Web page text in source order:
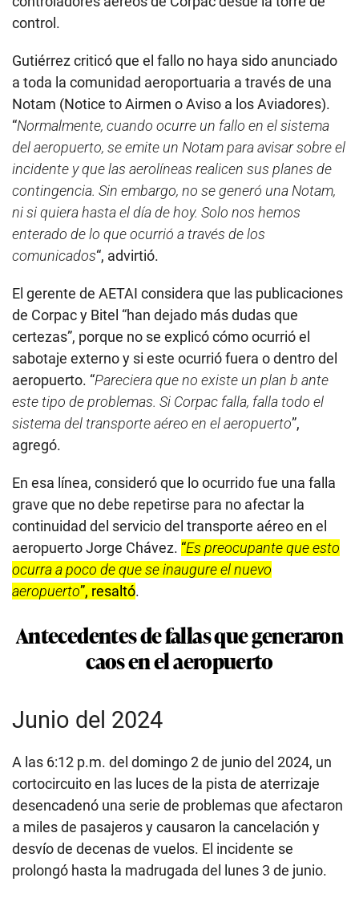
control.
Gutiérrez criticó que el fallo no haya sido anunciado
a toda la comunidad aeroportuaria a través de una
Notam (Notice to Airmen o Aviso a los Aviadores).
“Normalmente, cuando ocurre un fallo en el sistema
del aeropuerto, se emite un Notam para avisar sobre el
incidente y que las aerolíneas realicen sus planes de
contingencia. Sin embargo, no se generó una Notam,
ni si quiera hasta el día de hoy. Solo nos hemos
enterado de lo que ocurrió a través de los
comunicados“, advirtió.
El gerente de AETAI considera que las publicaciones
de Corpac y Bitel “han dejado más dudas que
certezas”, porque no se explicó cómo ocurrió el
sabotaje externo y si este ocurrió fuera o dentro del
aeropuerto. “Pareciera que no existe un plan b ante
este tipo de problemas. Si Corpac falla, falla todo el
sistema del transporte aéreo en el aeropuerto”,
agregó.
En esa línea, consideró que lo ocurrido fue una falla
grave que no debe repetirse para no afectar la
continuidad del servicio del transporte aéreo en el
aeropuerto Jorge Chávez. “Es preocupante que esto
ocurra a poco de que se inaugure el nuevo
aeropuerto”, resaltó.
Antecedentes de fallas que generaron
caos en el aeropuerto
Junio del 2024
A las 6:12 p.m. del domingo 2 de junio del 2024, un
cortocircuito en las luces de la pista de aterrizaje
desencadenó una serie de problemas que afectaron
a miles de pasajeros y causaron la cancelación y
desvío de decenas de vuelos. El incidente se
prolongó hasta la madrugada del lunes 3 de junio.